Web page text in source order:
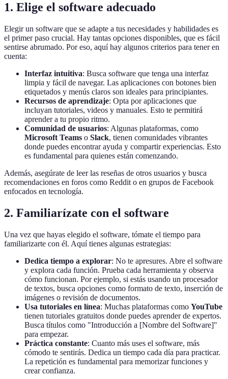
1. Elige el software adecuado
Elegir un software que se adapte a tus necesidades y habilidades es
el primer paso crucial. Hay tantas opciones disponibles, que es fácil
sentirse abrumado. Por eso, aquí hay algunos criterios para tener en
cuenta:
Interfaz intuitiva: Busca software que tenga una interfaz
limpia y fácil de navegar. Las aplicaciones con botones bien
etiquetados y menús claros son ideales para principiantes.
Recursos de aprendizaje: Opta por aplicaciones que
incluyan tutoriales, videos y manuales. Esto te permitirá
aprender a tu propio ritmo.
Comunidad de usuarios: Algunas plataformas, como
Microsoft Teams o Slack, tienen comunidades vibrantes
donde puedes encontrar ayuda y compartir experiencias. Esto
es fundamental para quienes están comenzando.
Además, asegúrate de leer las reseñas de otros usuarios y busca
recomendaciones en foros como Reddit o en grupos de Facebook
enfocados en tecnología.
2. Familiarízate con el software
Una vez que hayas elegido el software, tómate el tiempo para
familiarizarte con él. Aquí tienes algunas estrategias:
Dedica tiempo a explorar: No te apresures. Abre el software
y explora cada función. Prueba cada herramienta y observa
cómo funcionan. Por ejemplo, si estás usando un procesador
de textos, busca opciones como formato de texto, inserción de
imágenes o revisión de documentos.
Usa tutoriales en línea: Muchas plataformas como YouTube
tienen tutoriales gratuitos donde puedes aprender de expertos.
Busca títulos como "Introducción a [Nombre del Software]"
para empezar.
Práctica constante: Cuanto más uses el software, más
cómodo te sentirás. Dedica un tiempo cada día para practicar.
La repetición es fundamental para memorizar funciones y
crear confianza.